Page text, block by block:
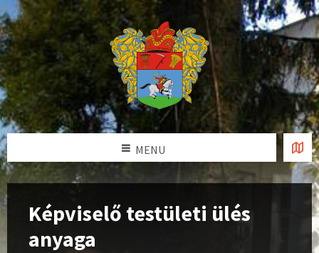
MENU
Képviselő testületi ülés
anyaga